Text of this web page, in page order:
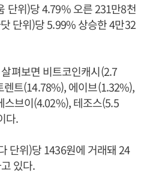
단위)당 4.79% 오른 231만8천
단위)당 5.99% 상승한 4만32
펴보면 비트코인캐시(2.7
트(14.78%), 에이브(1.32%),
브이(4.02%), 테조스(5.5
다.
단위)당 1436원에 거래돼 24
있다.